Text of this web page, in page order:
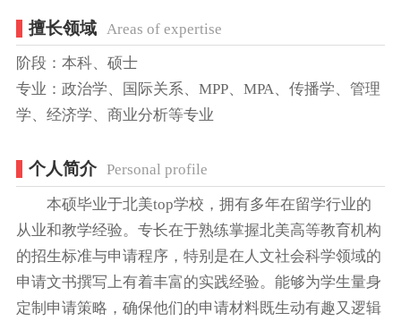
擅长领域 Areas of expertise
阶段：本科、硕士
专业：政治学、国际关系、MPP、MPA、传播学、管理
学、经济学、商业分析等专业
个人简介 Personal profile
本硕毕业于北美top学校，拥有多年在留学行业的
从业和教学经验。专长在于熟练掌握北美高等教育机构
的招生标准与申请程序，特别是在人文社会科学领域的
申请文书撰写上有着丰富的实践经验。能够为学生量身
定制申请策略，确保他们的申请材料既生动有趣又逻辑